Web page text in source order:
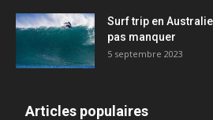
Surf trip en
pas manquer
5 septembre 2023
Articles populaires